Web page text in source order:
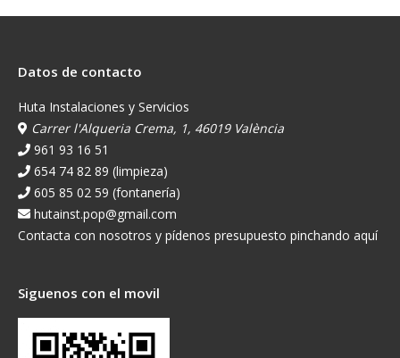
Datos de contacto
Huta Instalaciones y Servicios
Carrer l'Alqueria Crema, 1, 46019 València
961 93 16 51
654 74 82 89 (limpieza)
605 85 02 59 (fontanería)
hutainst.pop@gmail.com
Contacta con nosotros y pídenos presupuesto pinchando aquí
Siguenos con el movil